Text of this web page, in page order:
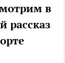
в
рассказ